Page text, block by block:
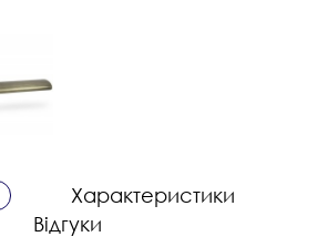
Характеристики
Відгуки